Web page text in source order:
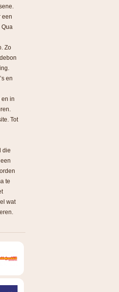
een
Qua
Zo
en
in
Tot
die
te
wat